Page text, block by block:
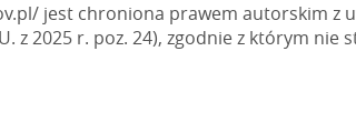
jest chroniona prawem autorskim z
z 2025 r. poz. 24), zgodnie z którym